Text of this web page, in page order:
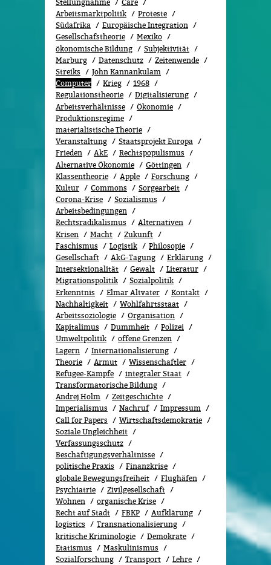
Arbeitsmarktpolitik
Proteste
Südafrika
Europäische Integration
Gesellschafstheorie
Mexiko
ökonomische Bildung
Subjektivität
Marburg
Datenschutz
Zeitenwende
Streiks
John Kannankulam
Computer
Krieg
1968
Regulationstheorie
Digitalisierung
Arbeitsverhältnisse
Ökonomie
Produktionsregime
materialistische Theorie
Veranstaltung
Staatsprojekt Europa
Frieden
AkE
Rechtspopulismus
Alternative Ökonomie
Göttingen
Klassentheorie
Apple
Forschung
Kultur
Commons
Sorgearbeit
Corona-Krise
Sozialismus
Arbeitsbedingungen
Rechtsradikalismus
Alternativen
Krisen
Macht
Zukunft
Faschismus
Logistik
Philosopie
Gesellschaft
AkG-Tagung
Erklärung
Intersektionalität
Gewalt
Literatur
Migrationspolitik
Sozi­al­po­li­tik
Erkenntnis
Elmar Altvater
Kontakt
Nachhaltigkeit
Wohlfahrtsstaat
Arbeitssoziologie
Organisation
Kapitalimus
Dummheit
Polizei
Umweltpolitik
offene Grenzen
Lagern
Internationalisierung
Theorie
Armut
Wissenschaftler
Refugee-Kämpfe
integraler Staat
Transformatorische Bildung
Andrej Holm
Zeitgeschichte
Imperialismus
Nachruf
Impressum
Call for Papers
Wirtschaftsdemokratie
Soziale Ungleichheit
Verfassungsschutz
Beschäftigungsverhältnisse
politische Praxis
Finanzkrise
globale Bewegungsfreiheit
Flughäfen
Psychiatrie
Zivilgesellschaft
Wohnen
organische Krise
Recht auf Stadt
FBKP
Aufklärung
logistics
Transnationalisierung
kritische Kriminologie
Demokrate
Etatismus
Maskulinismus
Sozialforschung
Transport
Lehre